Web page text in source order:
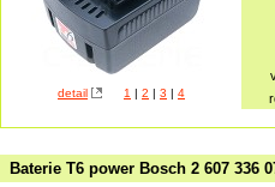
detail 1 | 2 | 3 | 4
Baterie T6 power Bosch 2 607